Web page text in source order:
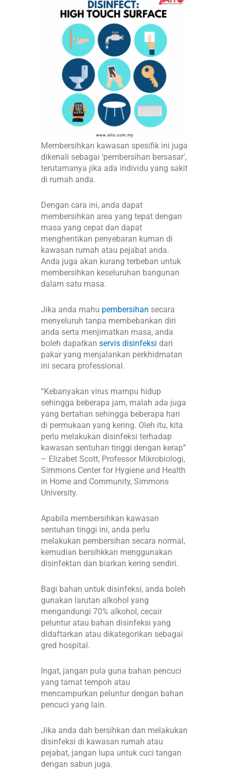
Membersihkan kawasan spesifik ini juga
dikenali sebagai ‘pembersihan bersasar’,
terutamanya jika ada individu yang sakit
di rumah anda.
Dengan cara ini, anda dapat
membersihkan area yang tepat dengan
masa yang cepat dan dapat
menghentikan penyebaran kuman di
kawasan rumah atau pejabat anda.
Anda juga akan kurang terbeban untuk
membersihkan keseluruhan bangunan
dalam satu masa.
Jika anda mahu pembersihan secara
menyeluruh tanpa membebankan diri
anda serta menjimatkan masa, anda
boleh dapatkan servis disinfeksi dari
pakar yang menjalankan perkhidmatan
ini secara professional.
“Kebanyakan virus mampu hidup
sehingga beberapa jam, malah ada juga
yang bertahan sehingga beberapa hari
di permukaan yang kering. Oleh itu, kita
perlu melakukan disinfeksi terhadap
kawasan sentuhan tinggi dengan kerap”
– Elizabet Scott, Professor Mikrobiologi,
Simmons Center for Hygiene and Health
in Home and Community, Simmons
University.
Apabila membersihkan kawasan
sentuhan tinggi ini, anda perlu
melakukan pembersihan secara normal,
kemudian bersihkkan menggunakan
disinfektan dan biarkan kering sendiri.
Bagi bahan untuk disinfeksi, anda boleh
gunakan larutan alkohol yang
mengandungi 70% alkohol, cecair
peluntur atau bahan disinfeksi yang
didaftarkan atau dikategorikan sebagai
gred hospital.
Ingat, jangan pula guna bahan pencuci
yang tamat tempoh atau
mencampurkan peluntur dengan bahan
pencuci yang lain.
Jika anda dah bersihkan dan melakukan
disinfeksi di kawasan rumah atau
pejabat, jangan lupa untuk cuci tangan
dengan sabun juga.